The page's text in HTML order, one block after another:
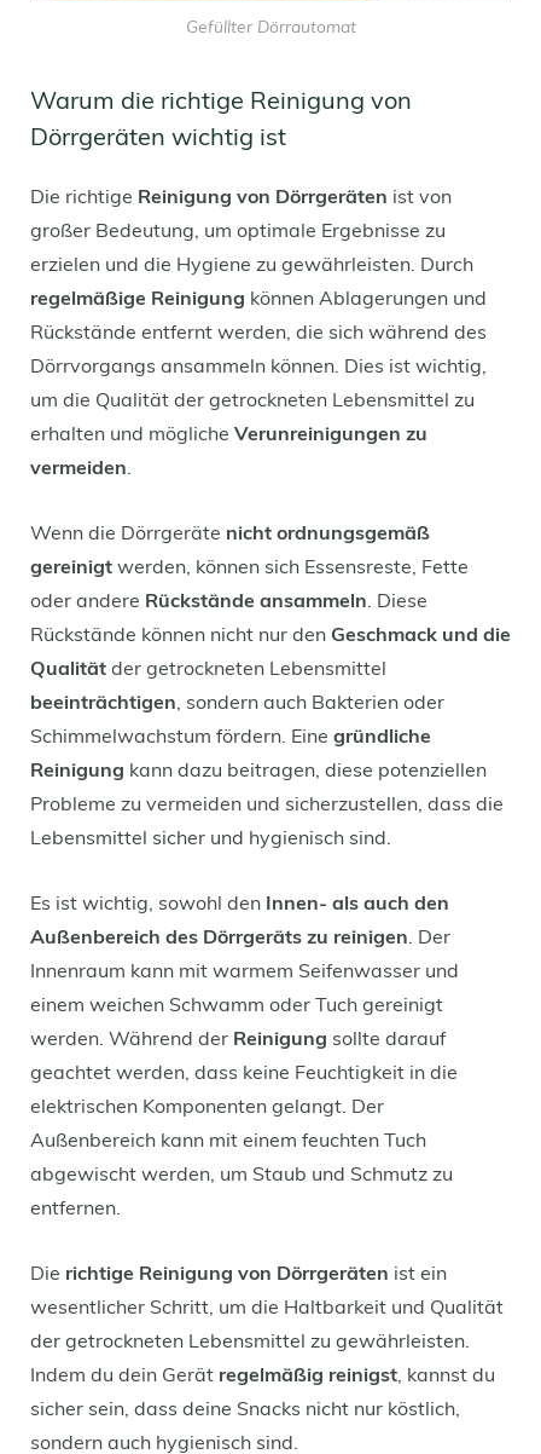
Gefüllter Dörrautomat
Warum die richtige Reinigung von
Dörrgeräten wichtig ist
Die richtige Reinigung von Dörrgeräten ist von
großer Bedeutung, um optimale Ergebnisse zu
erzielen und die Hygiene zu gewährleisten. Durch
regelmäßige Reinigung können Ablagerungen und
Rückstände entfernt werden, die sich während des
Dörrvorgangs ansammeln können. Dies ist wichtig,
um die Qualität der getrockneten Lebensmittel zu
erhalten und mögliche Verunreinigungen zu
vermeiden.
Wenn die Dörrgeräte nicht ordnungsgemäß
gereinigt werden, können sich Essensreste, Fette
oder andere Rückstände ansammeln. Diese
Rückstände können nicht nur den Geschmack und die
Qualität der getrockneten Lebensmittel
beeinträchtigen, sondern auch Bakterien oder
Schimmelwachstum fördern. Eine gründliche
Reinigung kann dazu beitragen, diese potenziellen
Probleme zu vermeiden und sicherzustellen, dass die
Lebensmittel sicher und hygienisch sind.
Es ist wichtig, sowohl den Innen- als auch den
Außenbereich des Dörrgeräts zu reinigen. Der
Innenraum kann mit warmem Seifenwasser und
einem weichen Schwamm oder Tuch gereinigt
werden. Während der Reinigung sollte darauf
geachtet werden, dass keine Feuchtigkeit in die
elektrischen Komponenten gelangt. Der
Außenbereich kann mit einem feuchten Tuch
abgewischt werden, um Staub und Schmutz zu
entfernen.
Die richtige Reinigung von Dörrgeräten ist ein
wesentlicher Schritt, um die Haltbarkeit und Qualität
der getrockneten Lebensmittel zu gewährleisten.
Indem du dein Gerät regelmäßig reinigst, kannst du
sicher sein, dass deine Snacks nicht nur köstlich,
sondern auch hygienisch sind.